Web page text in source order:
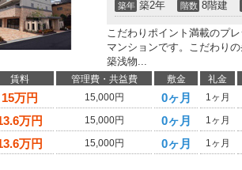
築年 築2年 階数 8階建
こだわりポイント満載のプ
マンションです。こだわり
築浅物...
賃料 管理費・共益費 敷金 礼金
15万円 15,000円 0ヶ月 1ヶ月
万円 15,000円 0ヶ月 1ヶ月
万円 15,000円 0ヶ月 1ヶ月